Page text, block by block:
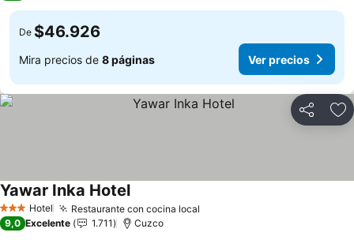
De $46.926
Mira precios de 8 páginas Ver precios
Compartir
3 Estrellas
Hotel Restaurante con cocina local
Yawar Inka HotelVer precios
9,0 Excelente 1.711 Cuzco